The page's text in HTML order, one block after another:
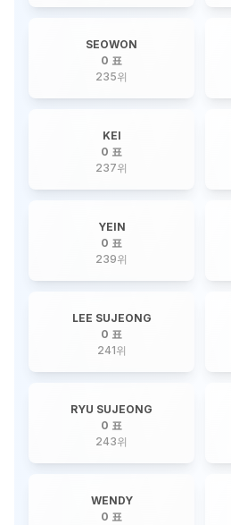
SEOWON
0 표
235위
KEI
0 표
237위
YEIN
0 표
239위
LEE SUJEONG
0 표
241위
RYU SUJEONG
0 표
243위
WENDY
0 표